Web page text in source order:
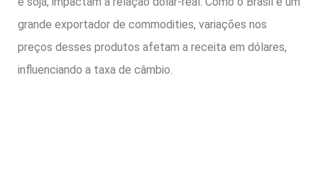
grande exportador de commodities, variações nos
preços desses produtos afetam a receita em dólares,
influenciando a taxa de câmbio.